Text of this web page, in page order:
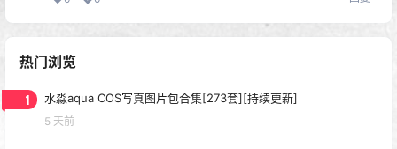
热门浏览
1 水淼aqua COS写真图片包合集[273套][持续更新]
5 天前